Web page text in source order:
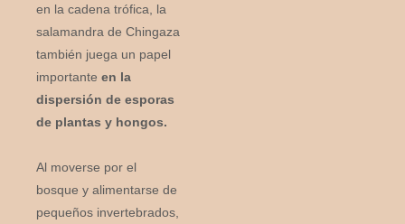
en la cadena trófica, la
salamandra de Chingaza
también juega un papel
importante en la
dispersión de esporas
de plantas y hongos.
Al moverse por el
bosque y alimentarse de
pequeños invertebrados,